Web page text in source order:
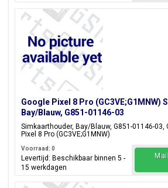
Google Pixel 8 Pro (GC3VE;G1MNW)
Bay/Blauw, G851-01146-03
Simkaarthouder, Bay/Blauw, G851-01146-03,
Pixel 8 Pro (GC3VE;G1MNW)
Voorraad: 0
Levertijd: Beschikbaar binnen 5 -
15 werkdagen